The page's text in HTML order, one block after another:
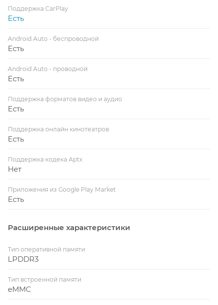
Поддержка CarPlay
Есть
Android Auto - беспроводной
Есть
Android Auto - проводной
Есть
Поддержка форматов видео и аудио
Есть
Поддержка онлайн кинотеатров
Есть
Поддержка кодека Aptx
Нет
Приложения из Google Play Market
Есть
Расширенные характеристики
Тип оперативной памяти
LPDDR3
Тип встроенной памяти
eMMC